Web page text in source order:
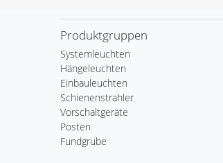
Produktgruppen
Systemleuchten
Hängeleuchten
Einbauleuchten
Schienenstrahler
Vorschaltgeräte
Posten
Fundgrube